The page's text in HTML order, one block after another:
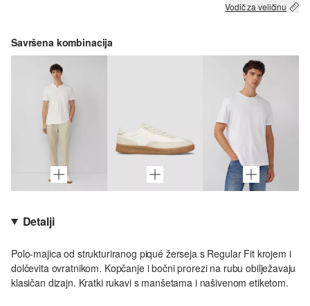
Vodič za veličinu
Savršena kombinacija
Detalji
Polo-majica od strukturiranog piqué žerseja s Regular Fit krojem i
dolčevita ovratnikom. Kopčanje i bočni prorezi na rubu obilježavaju
klasičan dizajn. Kratki rukavi s manšetama i našivenom etiketom.